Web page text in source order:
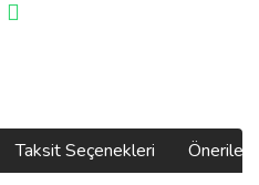
Taksit Seçenekleri